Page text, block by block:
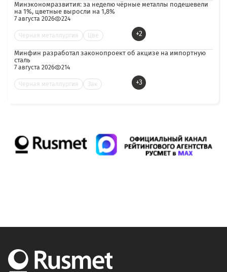
Минэкономразвития: за неделю чёрные металлы подешевели
на 1%, цветные выросли на 1,8%
7 августа 2026 224
Черная металлургия Цве +2
Минфин разработал законопроект об акцизе на импортную
сталь
7 августа 2026 214
Черная металлургия Зак +3